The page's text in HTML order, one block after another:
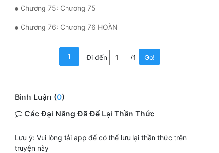
Chương 75: Chương 75
Chương 76: Chương 76 HOÀN
1 Đi đến /1 Go!
Bình Luận (0)
Các Đại Năng Đã Để Lại Thần Thức
Lưu ý: Vui lòng tải app để có thể lưu lại thần thức trên
truyện này